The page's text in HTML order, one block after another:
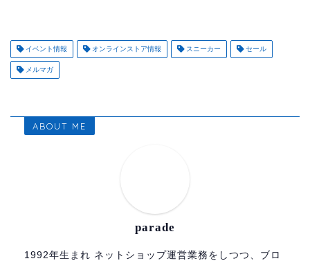
イベント情報 オンラインストア情報 スニーカー セール
メルマガ
ABOUT ME
parade
1992年生まれ ネットショップ運営業務をしつつ、ブロ